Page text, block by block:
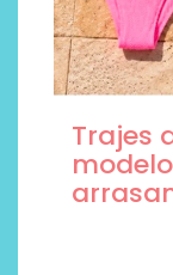
Trajes